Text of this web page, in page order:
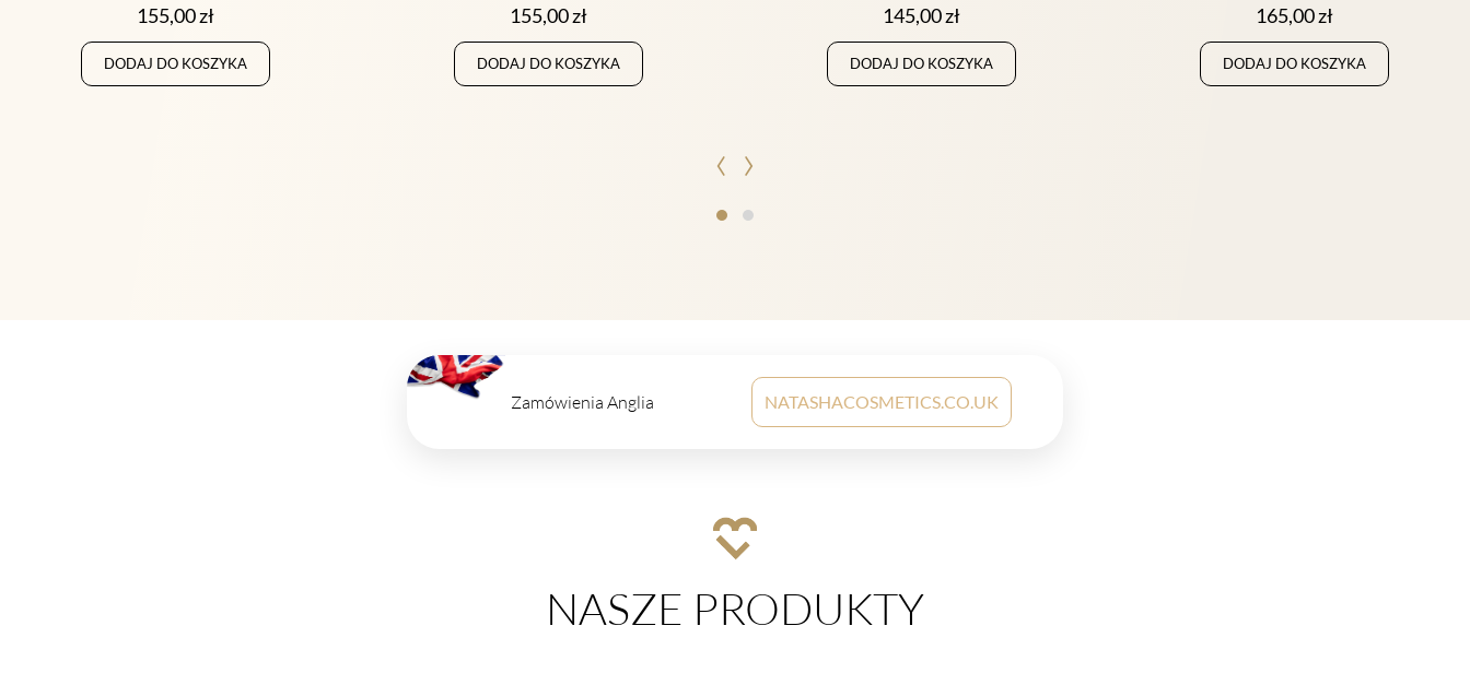
155,00zł
DODAJ DO KOSZYKA
155,00zł
DODAJ DO KOSZYKA
145,00zł
DODAJ DO KOSZYKA
165,00zł
DODAJ DO KOSZYKA
‹ ›
Zamówienia Anglia NATASHACOSMETICS.CO.UK
NASZE PRODUKTY